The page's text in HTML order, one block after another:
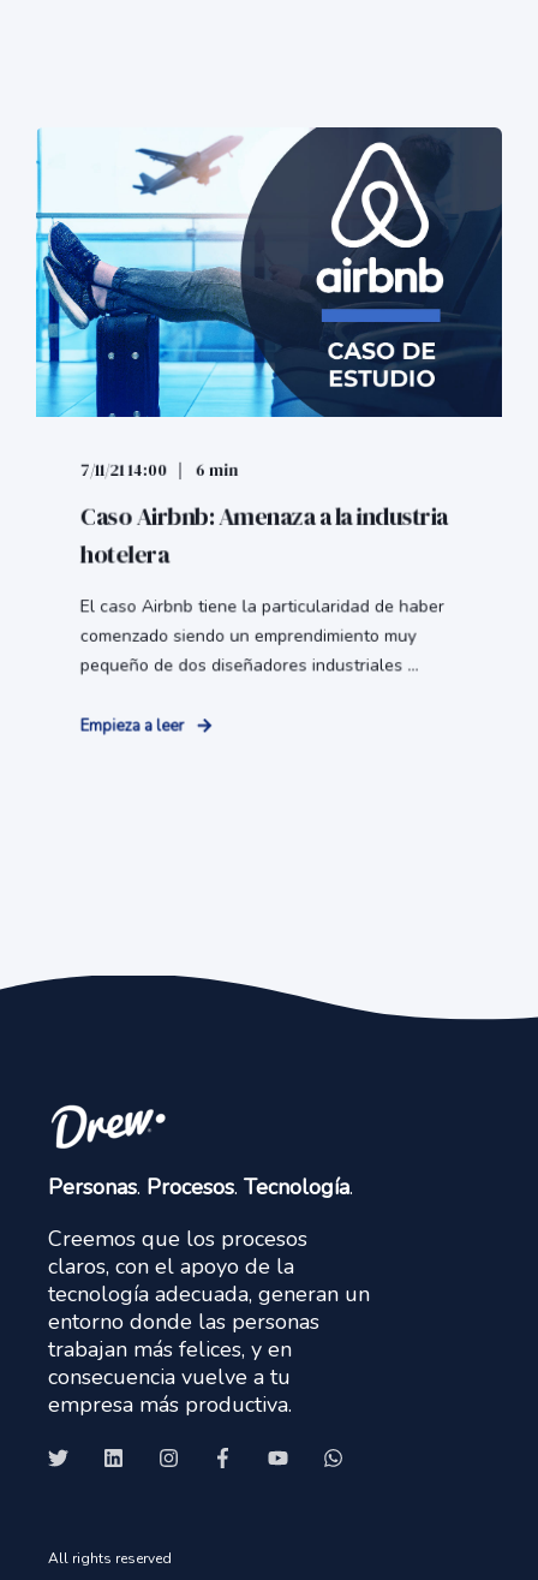
7/11/21 14:00 6 min
Caso Airbnb: Amenaza a la industria
hotelera
El caso Airbnb tiene la particularidad de haber
comenzado siendo un emprendimiento muy
pequeño de dos diseñadores industriales ...
Empieza a leer
Personas. Procesos. Tecnología.
Creemos que los procesos
claros, con el apoyo de la
tecnología adecuada, generan un
entorno donde las personas
trabajan más felices, y en
consecuencia vuelve a tu
empresa más productiva.
All rights reserved